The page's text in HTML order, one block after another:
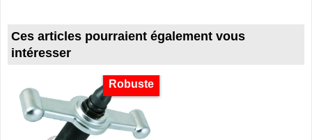
Ces articles pourraient également vous
intéresser
Robuste